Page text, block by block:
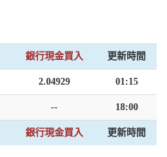
銀行現金買入 更新時間
2.04929 01:15
-- 18:00
銀行現金買入 更新時間